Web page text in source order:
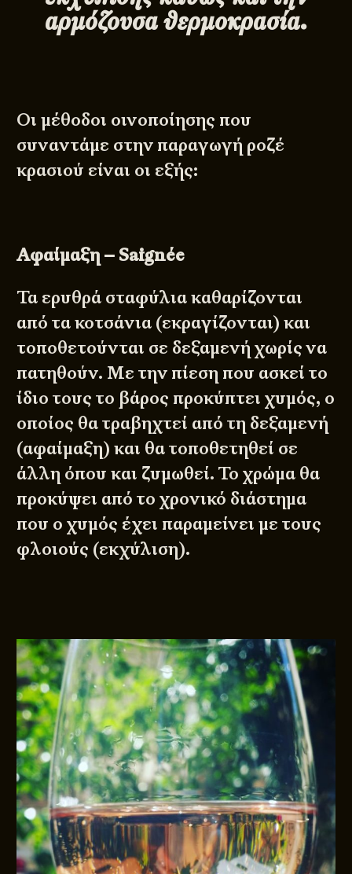
αρμόζουσα θερμοκρασία.
Οι μέθοδοι οινοποίησης που
συναντάμε στην παραγωγή ροζέ
κρασιού είναι οι εξής:
Αφαίμαξη – Saignée
Τα ερυθρά σταφύλια καθαρίζονται
από τα κοτσάνια (εκραγίζονται) και
τοποθετούνται σε δεξαμενή χωρίς να
πατηθούν. Με την πίεση που ασκεί το
ίδιο τους το βάρος προκύπτει χυμός, ο
οποίος θα τραβηχτεί από τη δεξαμενή
(αφαίμαξη) και θα τοποθετηθεί σε
άλλη όπου και ζυμωθεί. Το χρώμα θα
προκύψει από το χρονικό διάστημα
που ο χυμός έχει παραμείνει με τους
φλοιούς (εκχύλιση).